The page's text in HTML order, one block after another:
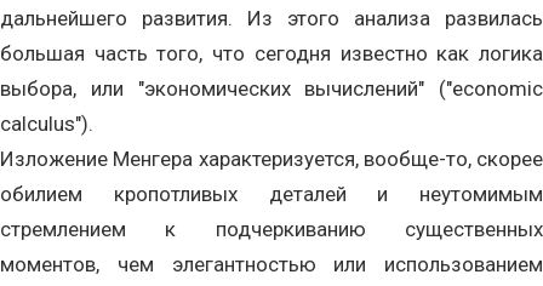
дальнейшего развития. Из этого анализа развилась
большая часть того, что сегодня известно как логика
выбора, или "экономических вычислений" ("economic
calculus").
Изложение Менгера характеризуется, вообще-то, скорее
обилием кропотливых деталей и неутомимым
стремлением к подчеркиванию существенных
моментов, чем элегантностью или использованием